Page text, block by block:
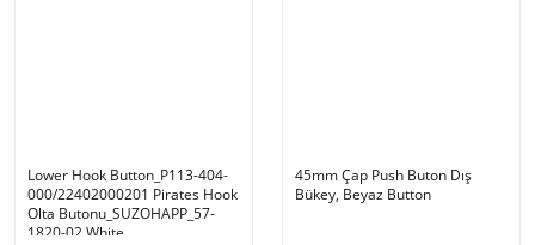
Lower Hook Button_P113-404-
000/22402000201 Pirates Hook
Olta Butonu_SUZOHAPP_57-
1820-02 White
45mm Çap Push Buton Dış
Bükey, Beyaz Button